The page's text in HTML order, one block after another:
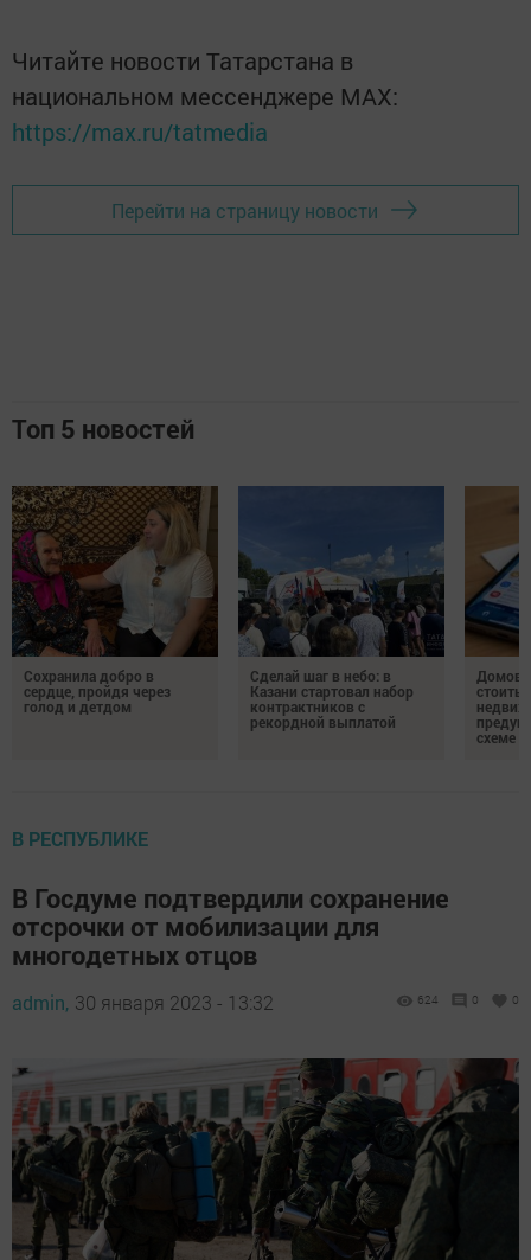
Читайте новости Татарстана в
национальном мессенджере MАХ:
https://max.ru/tatmedia
Перейти на страницу новости
Топ 5 новостей
Сохранила добро в
сердце, пройдя через
голод и детдом
Сделай шаг в небо: в
Казани стартовал набор
контрактников с
рекордной выплатой
стоить
схеме
В РЕСПУБЛИКЕ
В Госдуме подтвердили сохранение
отсрочки от мобилизации для
многодетных отцов
admin, 30 января 2023 - 13:32 624 0 0